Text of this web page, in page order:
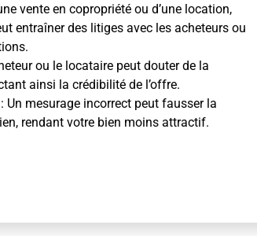
vente en copropriété ou d’une location,
entraîner des litiges avec les acheteurs ou
ou le locataire peut douter de la
ainsi la crédibilité de l’offre.
: Un mesurage incorrect peut fausser la
rendant votre bien moins attractif.